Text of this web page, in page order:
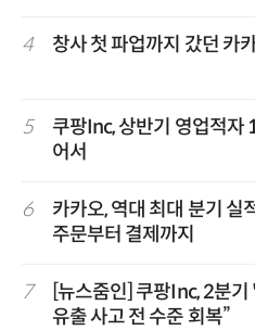
4 창사 첫 파업까지 갔던 카
5
쿠팡Inc, 상반기 영업적
어서
6
카카오, 역대 최대 분기
주문부터 결제까지
7
[뉴스줌인] 쿠팡Inc, 2분
유출 사고 전 수준 회복”